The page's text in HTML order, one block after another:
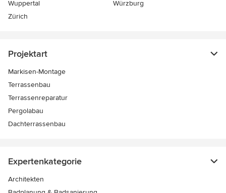
Wuppertal
Würzburg
Zürich
Projektart
Markisen-Montage
Terrassenbau
Terrassenreparatur
Pergolabau
Dachterrassenbau
Expertenkategorie
Architekten